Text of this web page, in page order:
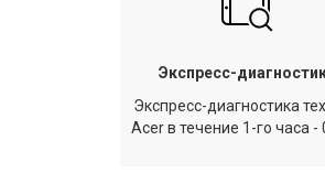
Экспресс-
Экспресс-диагностика
Acer в течение 1-го часа -